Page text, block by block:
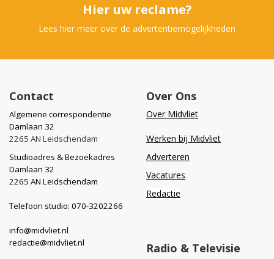
Hier uw reclame?
Lees hier meer over de advertentiemogelijkheden
Contact
Algemene correspondentie
Damlaan 32
2265 AN Leidschendam
Studioadres & Bezoekadres
Damlaan 32
2265 AN Leidschendam
Telefoon studio: 070-3202266
info@midvliet.nl
redactie@midvliet.nl
Over Ons
Over Midvliet
Werken bij Midvliet
Adverteren
Vacatures
Redactie
Radio & Televisie